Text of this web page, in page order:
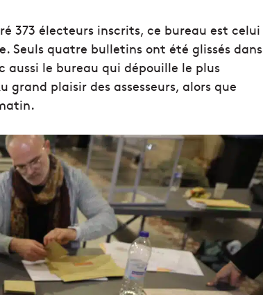
373 électeurs inscrits, ce bureau est celui
Seuls quatre bulletins ont été glissés dans
aussi le bureau qui dépouille le plus
plaisir des assesseurs, alors que